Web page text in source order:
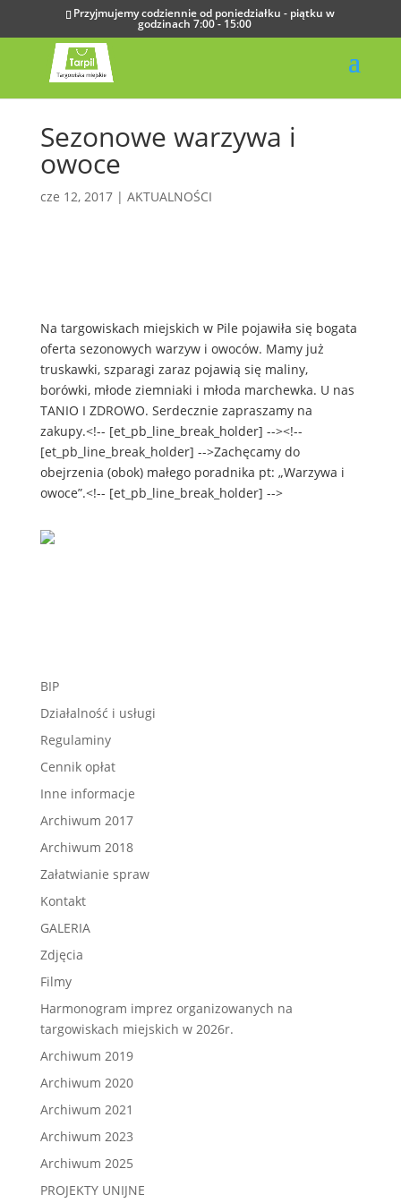
Przyjmujemy codziennie od poniedziałku - piątku w
godzinach 7:00 - 15:00
Sezonowe warzywa i
owoce
cze 12, 2017| AKTUALNOŚCI
Na targowiskach miejskich w Pile pojawiła się bogata
oferta sezonowych warzyw i owoców. Mamy już
truskawki, szparagi zaraz pojawią się maliny,
borówki, młode ziemniaki i młoda marchewka. U nas
TANIO I ZDROWO. Serdecznie zapraszamy na
zakupy.<!-- [et_pb_line_break_holder] --><!--
[et_pb_line_break_holder] -->Zachęcamy do
obejrzenia (obok) małego poradnika pt: „Warzywa i
owoce”.<!-- [et_pb_line_break_holder] -->
BIP
Działalność i usługi
Regulaminy
Cennik opłat
Inne informacje
Archiwum 2017
Archiwum 2018
Załatwianie spraw
Kontakt
GALERIA
Zdjęcia
Filmy
Harmonogram imprez organizowanych na
targowiskach miejskich w 2026r.
Archiwum 2019
Archiwum 2020
Archiwum 2021
Archiwum 2023
Archiwum 2025
PROJEKTY UNIJNE